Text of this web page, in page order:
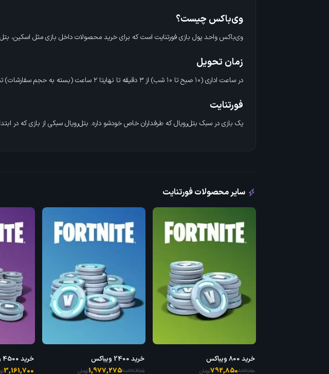
وی‌باکس چیست؟
وی‌باکس واحد پول بازی فورتنایت است که برای خرید محصولات داخل بازی مثل اسکین،
زمان تحویل
در ساعت اداری (۱۰ صبح تا ۱۰ شب) از ۳ دقیقه تا نهایتا ۲ ساعت (بسته به حجم سفارشات) تحویل شما میشه.
فورتنایت
یک بازی در سبک بتل‌رویال که طرفداران خاص خودشو داره. بتل‌رویال سبکی از بازی که در ابتدا ۱۰۰ نفر در یک جزیره فرود میان و بعد از رقابت در انتهای بازی یک نفر باقی می‌مونه و برنده میشه.
سایر محصولات فورتنایت
خرید 800 ویباکس
873,150
792,850تومان
خرید 2400 ویباکس
2,033,485
1,977,275تومان
خرید 4500 ویباکس
3,161,700